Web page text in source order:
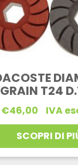
T24
€46,00
IVA
SCOPRI DI